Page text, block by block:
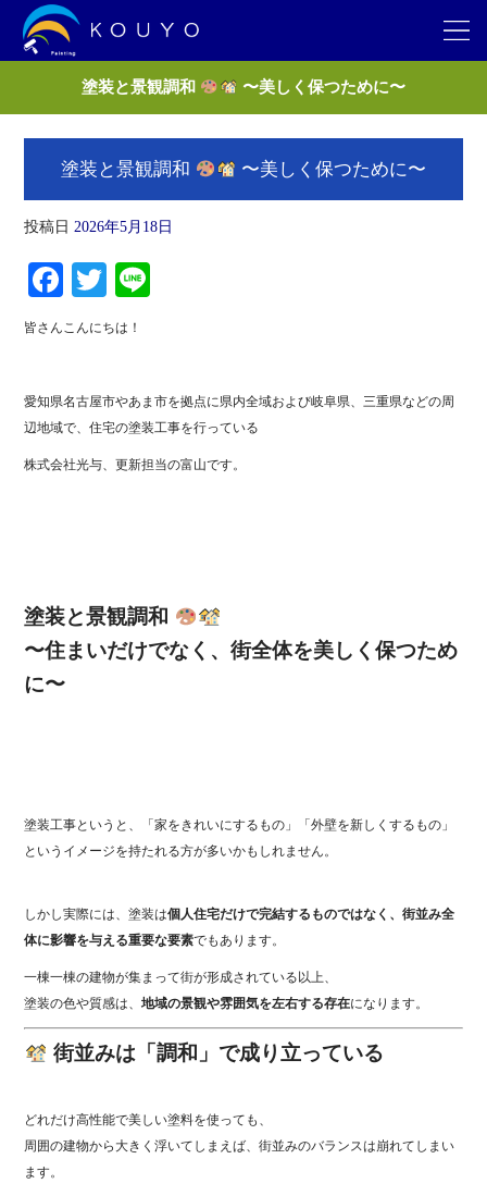
塗装と景観調和 〜美しく保つために〜
塗装と景観調和 〜美しく保つために〜
投稿日 2026年5月18日
Fa
ce
ok
T
wi
r
皆さんこんにちは！
愛知県名古屋市やあま市を拠点に県内全域および岐阜県、三重県などの周
辺地域で、住宅の塗装工事を行っている
株式会社光与、更新担当の富山です。
塗装と景観調和
〜住まいだけでなく、街全体を美しく保つため
に〜
塗装工事というと、「家をきれいにするもの」「外壁を新しくするもの」
というイメージを持たれる方が多いかもしれません。
しかし実際には、塗装は個人住宅だけで完結するものではなく、街並み全
体に影響を与える重要な要素でもあります。
一棟一棟の建物が集まって街が形成されている以上、
塗装の色や質感は、地域の景観や雰囲気を左右する存在になります。
街並みは「調和」で成り立っている
どれだけ高性能で美しい塗料を使っても、
周囲の建物から大きく浮いてしまえば、街並みのバランスは崩れてしまい
ます。